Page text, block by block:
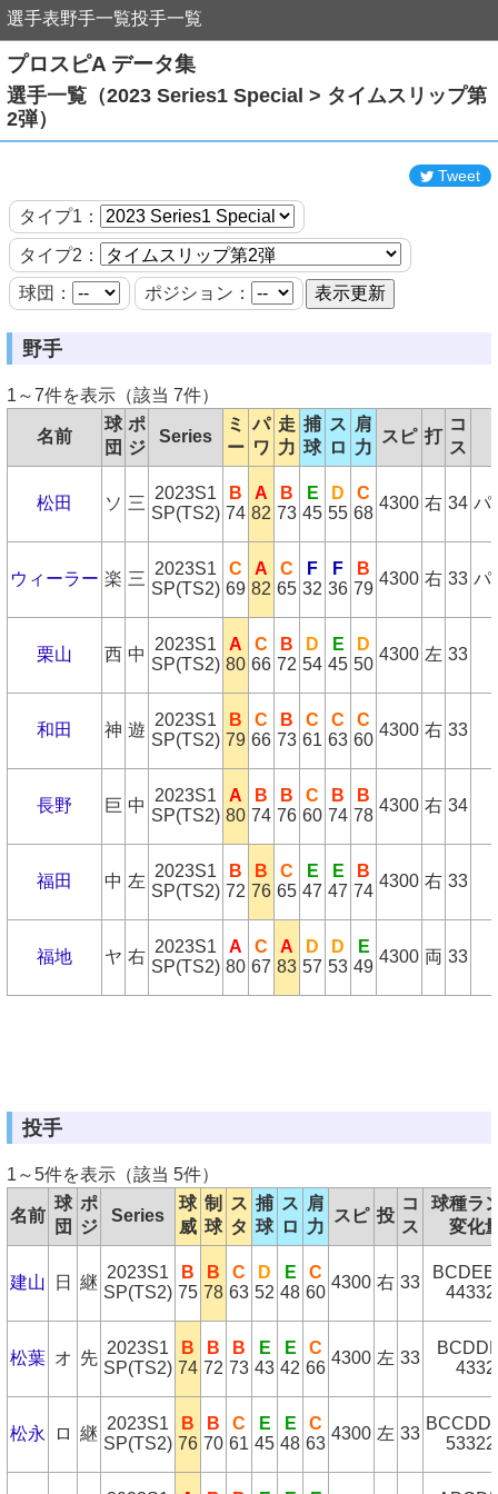
選手表野手一覧投手一覧
プロスピA データ集
選手一覧（2023 Series1 Special > タイムスリップ第
2弾）
Tweet
タイプ1：
タイプ2：
球団：
ポジション：
野手
1～7件を表示（該当 7件）
名前
球
団
ポ
ジ
Series
ミ
ー
パ
ワ
走
力
捕
球
ス
ロ
肩
力
スピ 打
コ
ス
松田 ソ 三
2023S1
SP(TS2)
B
74
A
82
B
73
E
45
D
55
C
68
4300 右 34 パ
ウィーラー 楽 三
2023S1
SP(TS2)
C
69
A
82
C
65
F
32
F
36
B
79
4300 右 33 パ
栗山 西 中
2023S1
SP(TS2)
A
80
C
66
B
72
D
54
E
45
D
50
4300 左 33
和田 神 遊
2023S1
SP(TS2)
B
79
C
66
B
73
C
61
C
63
C
60
4300 右 33
長野 巨 中
2023S1
SP(TS2)
A
80
B
74
B
76
C
60
B
74
B
78
4300 右 34
福田 中 左
2023S1
SP(TS2)
B
72
B
76
C
65
E
47
E
47
B
74
4300 右 33
福地 ヤ 右
2023S1
SP(TS2)
A
80
C
67
A
83
D
57
D
53
E
49
4300 両 33
投手
1～5件を表示（該当 5件）
名前
球
団
ポ
ジ
Series
球
威
制
球
ス
タ
捕
球
ス
ロ
肩
力
スピ 投
コ
ス
球種ラ
変化
建山 日 継
2023S1
SP(TS2)
B
75
B
78
C
63
D
52
E
48
C
60
4300 右 33
松葉 オ 先
2023S1
SP(TS2)
B
74
B
72
B
73
E
43
E
42
C
66
4300 左 33
4332
松永 ロ 継
2023S1
SP(TS2)
B
76
B
70
C
61
E
45
E
48
C
63
4300 左 33